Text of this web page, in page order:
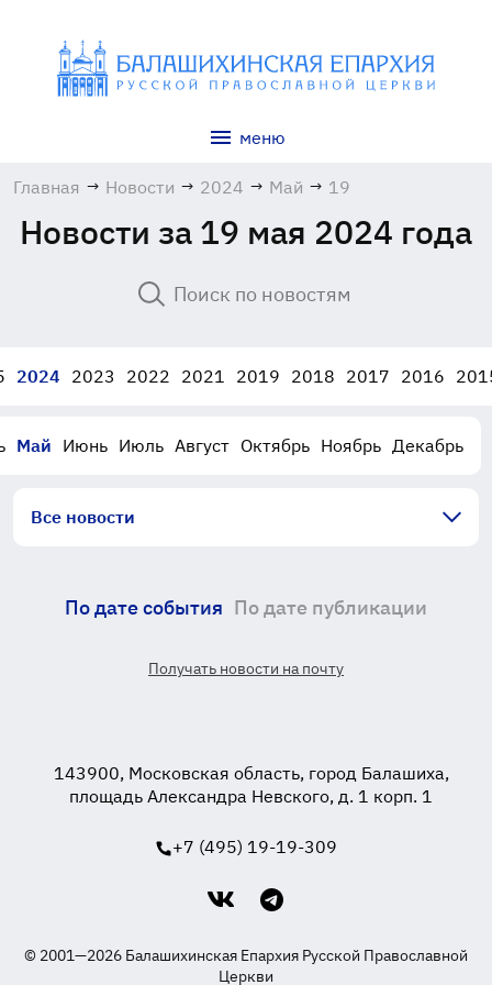
меню
Главная → Новости → 2024 → Май → 19
Новости за 19 мая 2024 года
2024 2023 2022 2021 2019 2018 2017 2016
Май Июнь Июль Август Октябрь Ноябрь Декабрь
Все новости
По дате события По дате публикации
Получать новости на почту
143900, Московская область, город Балашиха,
площадь Александра Невского, д. 1 корп. 1
+7 (495) 19-19-309
© 2001—2026 Балашихинская Епархия Русской Православной
Церкви